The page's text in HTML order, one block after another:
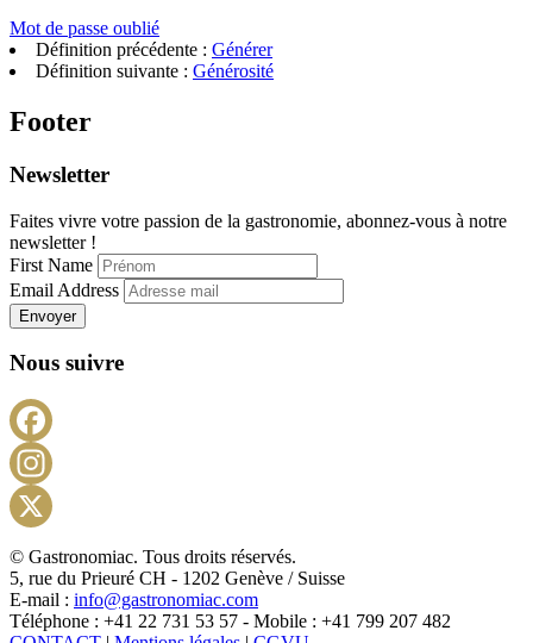
Mot de passe oublié
Définition précédente : Générer
Définition suivante : Générosité
Footer
Newsletter
Faites vivre votre passion de la gastronomie, abonnez-vous à notre
newsletter !
First Name
Email Address
Envoyer
Nous suivre
X
© Gastronomiac. Tous droits réservés.
5, rue du Prieuré CH - 1202 Genève / Suisse
E-mail : info@gastronomiac.com
Téléphone : +41 22 731 53 57 - Mobile : +41 799 207 482